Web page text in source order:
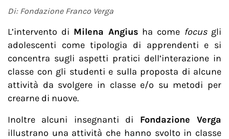
Di: Fondazione Franco Verga
L’intervento di Milena Angius ha come focusgli
adolescenti come tipologia di apprendenti e si
concentra sugli aspetti pratici dell’interazione in
classe con gli studenti e sulla proposta di alcune
attività da svolgere in classe e/o su metodi per
crearne di nuove.
Inoltre alcuni insegnanti di Fondazione Verga
illustrano una attività che hanno svolto in classe